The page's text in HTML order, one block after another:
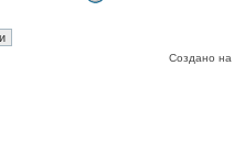
Создано